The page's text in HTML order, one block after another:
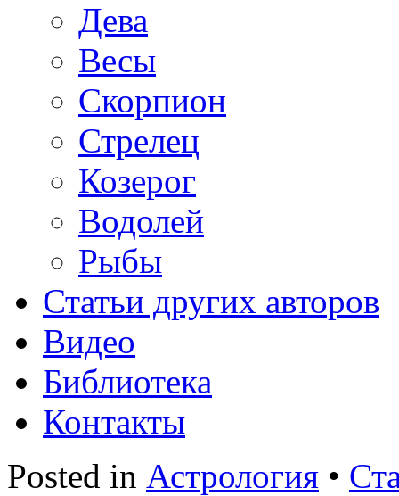
Дева
Весы
Скорпион
Стрелец
Козерог
Водолей
Рыбы
Статьи других авторов
Видео
Библиотека
Контакты
Posted in Астрология •